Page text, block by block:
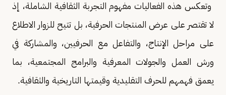
وتعكس هذه الفعاليات مفهوم التجربة الثقافية الشاملة، إذ
لا تقتصر على عرض المنتجات الحرفية، بل تتيح للزوار الاطلاع
على مراحل الإنتاج، والتفاعل مع الحرفيين، والمشاركة في
ورش العمل والجولات المعرفية والبرامج المجتمعية، بما
يعمق فهمهم للحرف التقليدية وقيمتها التاريخية والثقافية.